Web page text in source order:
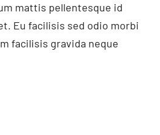
mattis pellentesque id
Eu facilisis sed odio morbi
facilisis gravida neque